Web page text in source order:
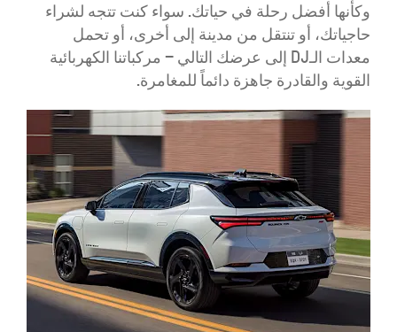
وكأنها أفضل رحلة في حياتك. سواء كنت تتجه لشراء
حاجياتك، أو تنتقل من مدينة إلى أخرى، أو تحمل
معدات الـDJ إلى عرضك التالي – مركباتنا الكهربائية
القوية والقادرة جاهزة دائماً للمغامرة.